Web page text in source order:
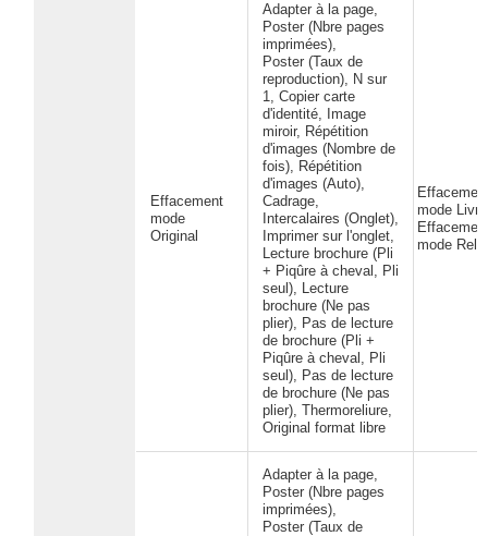
Effacement
mode
Original
Adapter à la page,
Poster (Nbre pages
imprimées),
Poster (Taux de
reproduction), N sur
1, Copier carte
d'identité, Image
miroir, Répétition
d'images (Nombre de
fois), Répétition
d'images (Auto),
Cadrage,
Intercalaires (Onglet),
Imprimer sur l'onglet,
Lecture brochure (Pli
+ Piqûre à cheval, Pli
seul), Lecture
brochure (Ne pas
plier), Pas de lecture
de brochure (Pli +
Piqûre à cheval, Pli
seul), Pas de lecture
de brochure (Ne pas
plier), Thermoreliure,
Original format libre
mode
mode
Adapter à la page,
Poster (Nbre pages
imprimées),
Poster (Taux de